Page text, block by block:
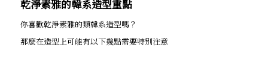
乾淨素雅的韓系造型重點
你喜歡乾淨素雅的類韓系造型嗎？
那麼在造型上可能有以下幾點需要特別注意